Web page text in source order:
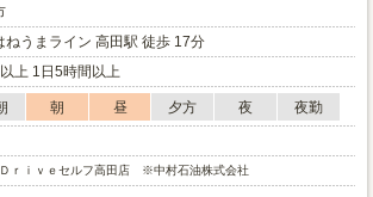
ねうまライン 高田駅 徒歩 17分
上 1日5時間以上
朝 昼 夕方 夜
夜勤
Ｄｒｉｖｅセルフ高田店 ※中村石油株式会社